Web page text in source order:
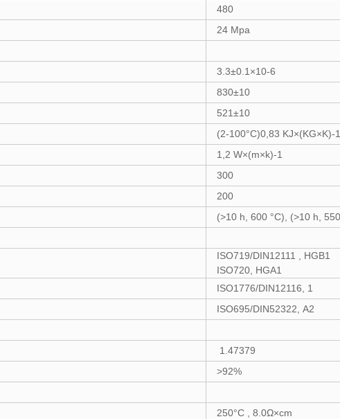
480
24 Mpa
3.3±0.1×10-6
830±10
521±10
(2-100°C)0,83 KJ×(KG×K)-1
1,2 W×(m×k)-1
300
200
(>10 h, 600 °C), (>10 h,
ISO719/DIN12111 , HGB1
ISO720, HGA1
ISO1776/DIN12116, 1
ISO695/DIN52322, A2
1.47379
>92%
250°C , 8.0Ω×cm